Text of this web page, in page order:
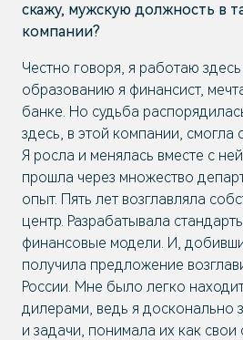
скажу, мужскую должность в
компании?
Честно говоря, я работаю
образованию я финансист,
банке. Но судьба
здесь, в этой компании, смогла
Я росла и менялась вместе с
прошла через множество
опыт. Пять лет возглавляла
центр. Разрабатывала
финансовые модели. И,
получила предложение
России. Мне было легко
дилерами, ведь я досконально
и задачи, понимала их как свои